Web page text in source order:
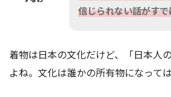
信じられない話がす
着物は日本の文化だけど、「日本人
よね。文化は誰かの所有物になって